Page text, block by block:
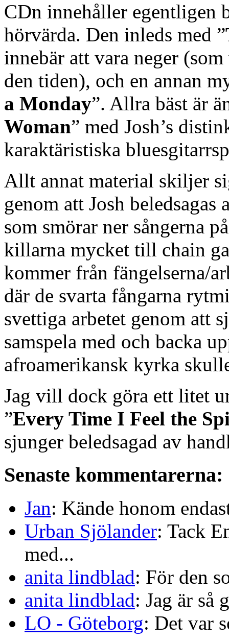
CDn innehåller egentligen
hörvärda. Den inleds med ”
innebär att vara neger
den tiden), och en annan
a Monday”. Allra bäst är
Woman” med Josh’s
karaktäristiska
Allt annat material skiljer
genom att Josh
som smörar ner sångerna
killarna mycket till chain
kommer från fängelserna/
där de svarta fångarna
svettiga arbetet genom att
samspela med och backa
afroamerikansk kyrka
Jag vill dock göra ett litet
”Every Time I Feel the
sjunger beledsagad av
Senaste kommentarerna:
Jan: Kände honom
Urban Sjölander: Tack
med...
anita lindblad: För den
anita lindblad: Jag är så
LO - Göteborg: Det var